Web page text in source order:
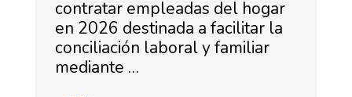
contratar empleadas del hogar
en 2026 destinada a facilitar la
conciliación laboral y familiar
mediante …